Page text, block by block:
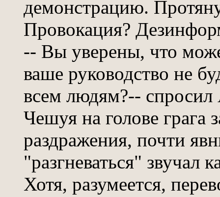
демонстрацию.
Провокация?
-- Вы уверены, что
ваше руководство не
всем людям?--
Чешуя на голове грага
раздражения, почти
"разгневаться" звучал
Хотя, разумеется,